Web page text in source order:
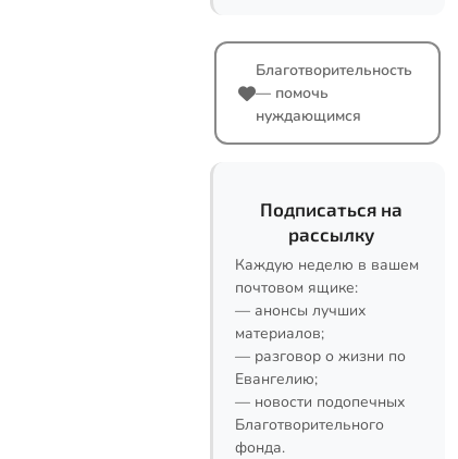
Благотворительность
— помочь
нуждающимся
Подписаться на
рассылку
Каждую неделю в вашем
почтовом ящике:
— анонсы лучших
материалов;
— разговор о жизни по
Евангелию;
— новости подопечных
Благотворительного
фонда.